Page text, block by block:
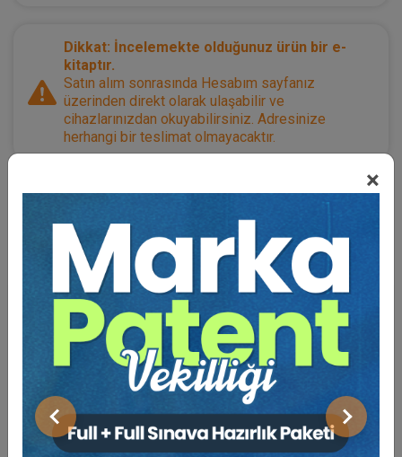
×
Önceki Sonraki
Dikkat: İncelemekte olduğunuz ürün bir e-
kitaptır.
Satın alım sonrasında Hesabım sayfanız
üzerinden direkt olarak ulaşabilir ve
cihazlarınızdan okuyabilirsiniz. Adresinize
herhangi bir teslimat olmayacaktır.
Bütün Hukuk Kitapları
Medeni Hukuk,Ücretsizler / Armağanımızdır
Açıklama Yazar
Bu Kitap İçin Kaç Ağaç
Kesiliyor ?
Türk Medeni Kanunu